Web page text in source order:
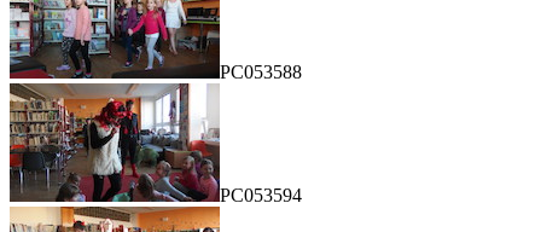
PC053588
PC053594